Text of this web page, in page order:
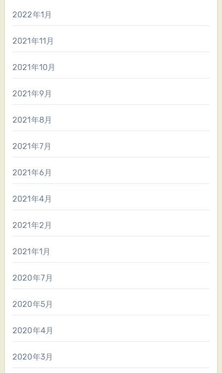
2022年1月
2021年11月
2021年10月
2021年9月
2021年8月
2021年7月
2021年6月
2021年4月
2021年2月
2021年1月
2020年7月
2020年5月
2020年4月
2020年3月